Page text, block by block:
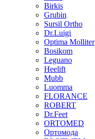
Birkis
Grubin
Sursil Ortho
Dr.Luigi
Optima Molliter
Bosikom
Leguano
Heelift
Mubb
Luomma
FLORANCE
ROBERT
Dr.Feet
ORTOMED
Ортомода